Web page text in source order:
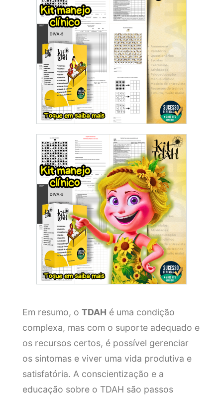
Em resumo, o TDAH é uma condição
complexa, mas com o suporte adequado e
os recursos certos, é possível gerenciar
os sintomas e viver uma vida produtiva e
satisfatória. A conscientização e a
educação sobre o TDAH são passos